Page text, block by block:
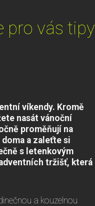
pro vás tipy
víkendy. Kromě
nasát vánoční
proměňují na
a zaleťte si
s letenkovým
tržišť, která
a kouzelnou